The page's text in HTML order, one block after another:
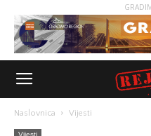
Naslovnica Vijesti
Vijesti